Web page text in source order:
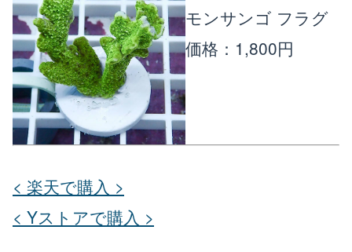
モンサンゴ フラグ
価格：1,800円
< 楽天で購入 >
< Yストアで購入 >